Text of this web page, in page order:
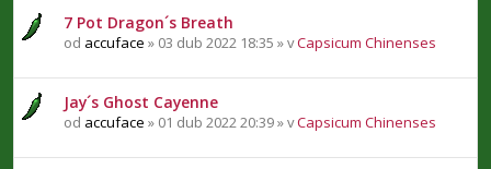
7 Pot Dragon´s Breath
od accuface » 03 dub 2022 18:35 » vCapsicum Chinenses
Jay´s Ghost Cayenne
od accuface » 01 dub 2022 20:39 » vCapsicum Chinenses